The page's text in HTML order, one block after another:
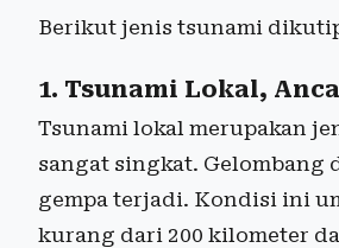
Berikut jenis tsunami
1. Tsunami Lokal,
Tsunami lokal merupakan
sangat singkat. Gelombang
gempa terjadi. Kondisi ini
kurang dari 200 kilometer